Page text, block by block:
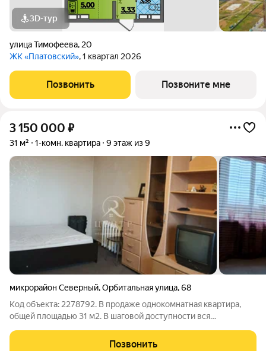
3D-тур
улица Тимофеева, 20
ЖК «Платовский», 1 квартал 2026
Позвонить Позвоните мне
3 150 000 ₽
31 м² 1-комн. квартира 9 этаж из 9
микрорайон Северный,Орбитальная улица,68
Код объекта: 2278792. В продаже однокомнатная квартира,
общей площадью 31 м2. В шаговой доступности вся
общественного транспорта, различные магазины, аптеки и др.
Позвонить